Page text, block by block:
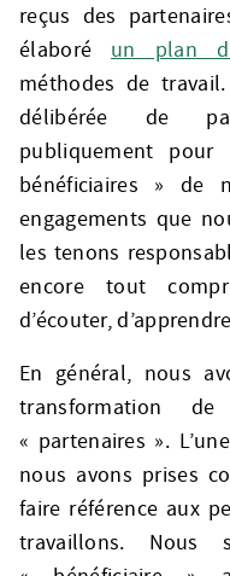
reçus des
élaboré un plan
méthodes de
délibérée de
publiquement pour
bénéficiaires » de
engagements que
les tenons
encore tout
d’écouter,
En général, nous
transformation
« partenaires ».
nous avons prises
faire référence aux
travaillons. Nous